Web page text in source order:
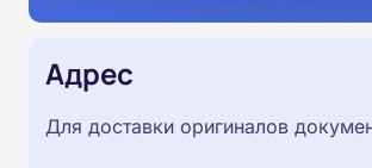
Адрес
Для доставки оригиналов